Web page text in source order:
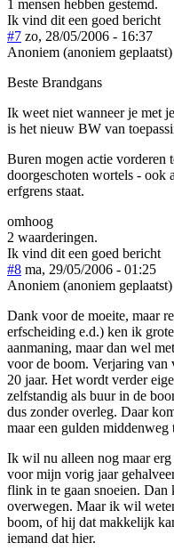
1 mensen hebben gestemd.
Ik vind dit een goed bericht
#7 zo, 28/05/2006 - 16:37
Anoniem (anoniem geplaatst)
Beste Brandgans
Ik weet niet wanneer je met
is het nieuw BW van
Buren mogen actie vorderen
doorgeschoten wortels - ook
erfgrens staat.
omhoog
2 waarderingen.
Ik vind dit een goed bericht
#8 ma, 29/05/2006 - 01:25
Anoniem (anoniem geplaatst)
Dank voor de moeite, maar
erfscheiding e.d.) ken ik
aanmaning, maar dan wel
voor de boom. Verjaring van
20 jaar. Het wordt verder
zelfstandig als buur in de
dus zonder overleg. Daar
maar een gulden middenweg
Ik wil nu alleen nog maar
voor mijn vorig jaar
flink in te gaan snoeien. Dan
overwegen. Maar ik wil
boom, of hij dat makkelijk
iemand dat hier.